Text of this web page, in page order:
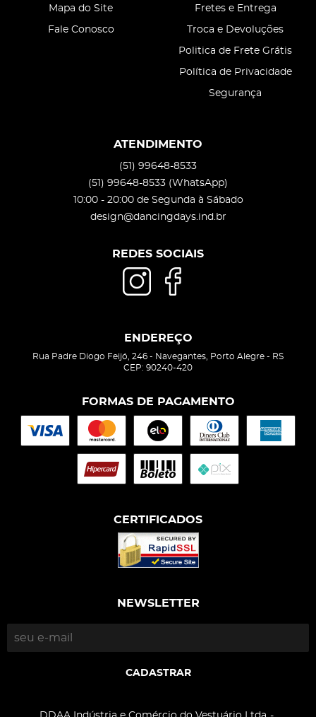
Mapa do Site
Fale Conosco
Fretes e Entrega
Troca e Devoluções
Politica de Frete Grátis
Política de Privacidade
Segurança
ATENDIMENTO
(51) 99648-8533
(51) 99648-8533 (WhatsApp)
10:00 - 20:00 de Segunda à Sábado
design@dancingdays.ind.br
REDES SOCIAIS
ENDEREÇO
Rua Padre Diogo Feijó, 246 - Navegantes, Porto Alegre - RS
CEP: 90240-420
FORMAS DE PAGAMENTO
CERTIFICADOS
NEWSLETTER
CADASTRAR